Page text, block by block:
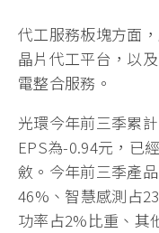
代工服務板塊方面
晶片代工平台，以
電整合服務。
光環今年前三季累
EPS為-0.94元，已
斂。今年前三季產
46%、智慧感測占
功率占2%比重、其